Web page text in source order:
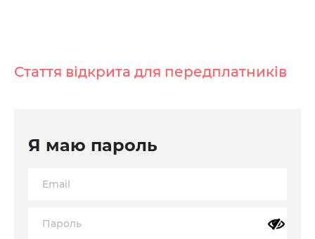
Стаття відкрита для передплатників
Я маю пароль